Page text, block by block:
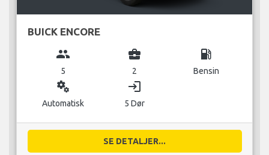
BUICK ENCORE
group
5
business_center
2
local_gas_station
Bensin
miscellaneous_services
Automatisk
login
5 Dør
SE DETALJER...